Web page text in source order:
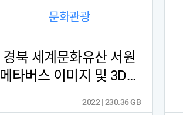
문화관광
경북 세계문화유산 서원
메타버스 이미지 및 3D데
2022 | 230.36 GB